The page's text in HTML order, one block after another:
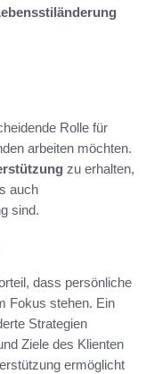
Rolle für
arbeiten möchten.
zu erhalten,
auch
sind.
dass persönliche
Fokus stehen. Ein
Strategien
Ziele des Klienten
ermöglicht